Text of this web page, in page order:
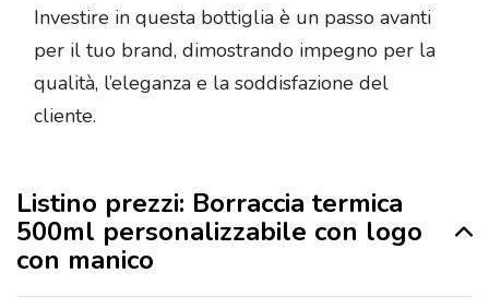
Investire in questa bottiglia è un passo avanti
per il tuo brand, dimostrando impegno per la
qualità, l’eleganza e la soddisfazione del
cliente.
Listino prezzi: Borraccia termica
500ml personalizzabile con logo
con manico